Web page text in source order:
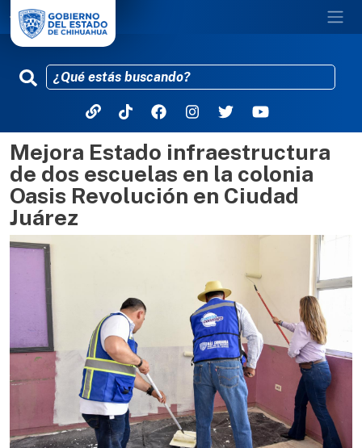
Pasar al contenido principal
Mejora Estado infraestructura
de dos escuelas en la colonia
Oasis Revolución en Ciudad
Juárez